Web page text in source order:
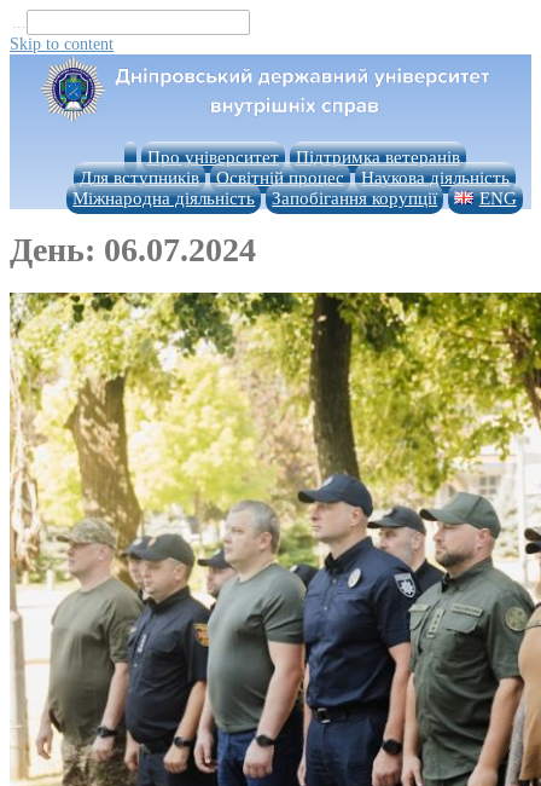
...
Skip to content
Про університет
Підтримка ветеранів
Для вступників
Освітній процес
Наукова діяльність
Міжнародна діяльність
Запобігання корупції ENG
День: 06.07.2024